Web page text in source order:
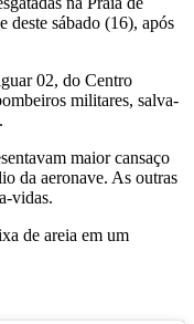
deste sábado (16), após
02, do Centro
militares, salva-
maior cansaço
da aeronave. As outras
vidas.
de areia em um